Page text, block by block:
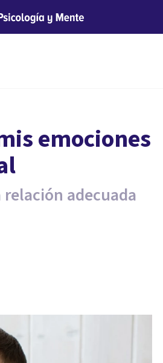
emociones
adecuada